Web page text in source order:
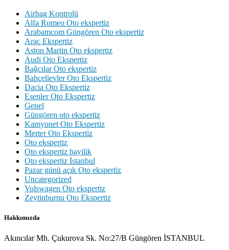
Airbag Kontrolü
Alfa Romeo Oto ekspertiz
Arabamcom Güngören Oto ekspertiz
Araç Ekspertiz
Aston Martin Oto ekspertiz
Audi Oto Ekspertiz
Bağcılar Oto ekspertiz
Bahçelievler Oto Ekspertiz
Dacia Oto Ekspertiz
Esenler Oto Ekspertiz
Genel
Güngören oto ekspertiz
Kamyonet Oto Ekspertiz
Merter Oto Ekspertiz
Oto ekspertiz
Oto ekspertiz bayilik
Oto ekspertiz İstanbul
Pazar günü açık Oto ekspertiz
Uncategorized
Volswagen Oto ekspertiz
Zeytinburnu Oto Ekspertiz
Hakkımızda
Akıncılar Mh. Çukurova Sk. No:27/B Güngören İSTANBUL